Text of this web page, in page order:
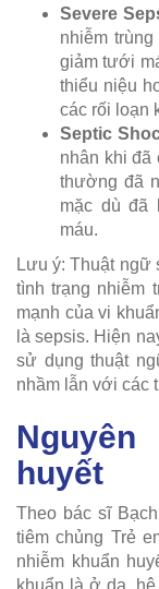
Severe
nhiễm
giảm tưới
thiểu niệu
các rối loạn
Septic
nhân khi đã
thường đã
mặc dù đã
máu.
Lưu ý: Thuật
tình trạng nhiễm
mạnh của vi
là sepsis. Hiện
sử dụng thuật
nhầm lẫn với các
Nguyên
huyết
Theo bác sĩ
tiêm chủng Trẻ
nhiễm khuẩn
khuẩn là ở da,